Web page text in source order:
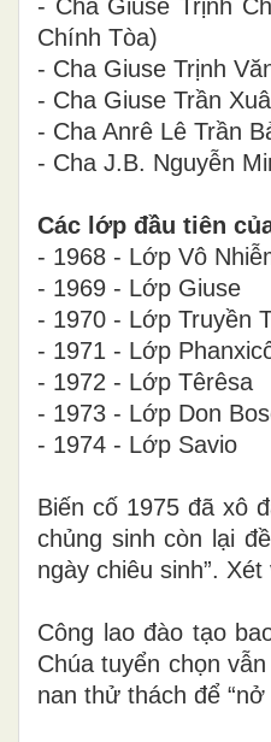
- Cha Giuse Trịnh
Chính Tòa)
- Cha Giuse Trịnh
- Cha Giuse Trần
- Cha Anrê Lê Trần
- Cha J.B. Nguyễn
Các lớp đầu tiên
- 1968 - Lớp Vô
- 1969 - Lớp Giuse
- 1970 - Lớp Truyền
- 1971 - Lớp
- 1972 - Lớp Têrêsa
- 1973 - Lớp Don
- 1974 - Lớp Savio
Biến cố 1975 đã xô
chủng sinh còn lại
ngày chiêu sinh”.
Công lao đào tạo
Chúa tuyển chọn
nan thử thách để